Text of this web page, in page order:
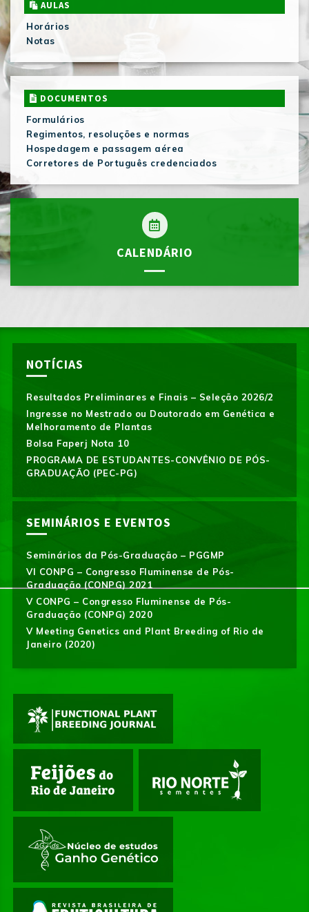
AULAS
Horários
Notas
DOCUMENTOS
Formulários
Regimentos, resoluções e normas
Hospedagem e passagem aérea
Corretores de Português credenciados
CALENDÁRIO
NOTÍCIAS
Resultados Preliminares e Finais – Seleção 2026/2
Ingresse no Mestrado ou Doutorado em Genética e
Melhoramento de Plantas
Bolsa Faperj Nota 10
PROGRAMA DE ESTUDANTES-CONVÊNIO DE PÓS-
GRADUAÇÃO (PEC-PG)
SEMINÁRIOS E EVENTOS
Seminários da Pós-Graduação – PGGMP
VI CONPG – Congresso Fluminense de Pós-
Graduação (CONPG) 2021
V CONPG – Congresso Fluminense de Pós-
Graduação (CONPG) 2020
V Meeting Genetics and Plant Breeding of Rio de
Janeiro (2020)